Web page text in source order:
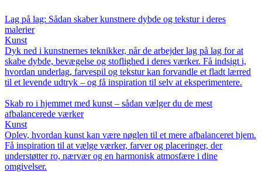
Lag på lag: Sådan skaber kunstnere dybde og tekstur i deres
malerier
Kunst
Dyk ned i kunstnernes teknikker, når de arbejder lag på lag for at
skabe dybde, bevægelse og stoflighed i deres værker. Få indsigt i,
hvordan underlag, farvespil og tekstur kan forvandle et fladt lærred
til et levende udtryk – og få inspiration til selv at eksperimentere.
Skab ro i hjemmet med kunst – sådan vælger du de mest
afbalancerede værker
Kunst
Oplev, hvordan kunst kan være nøglen til et mere afbalanceret hjem.
Få inspiration til at vælge værker, farver og placeringer, der
understøtter ro, nærvær og en harmonisk atmosfære i dine
omgivelser.